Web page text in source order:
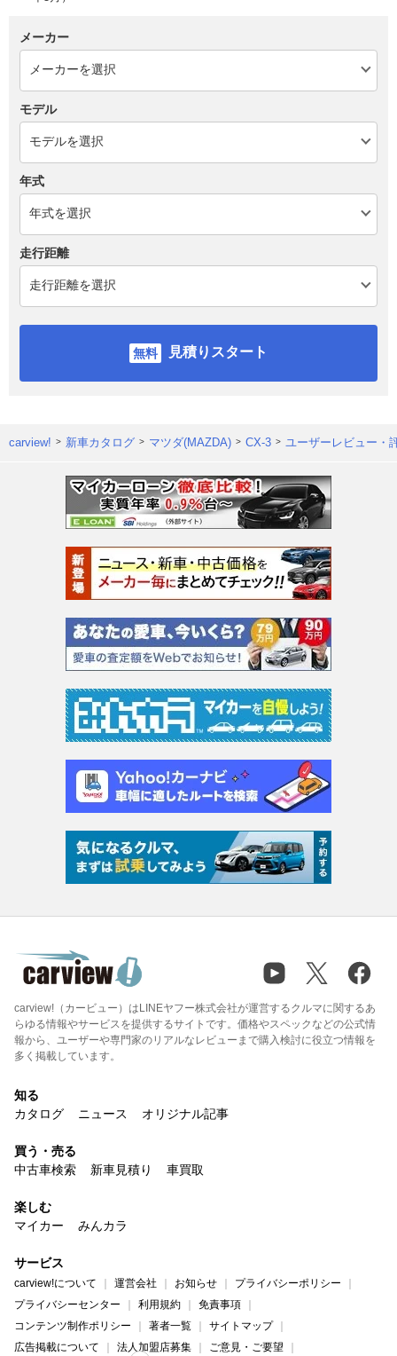
メーカー
モデル
年式
走行距離
見積りスタート
carview! 新車カタログ マツダ(MAZDA) CX-3 ユーザーレビュー・
carview!（カービュー）はLINEヤフー株式会社が運営するクルマに関するあ
らゆる情報やサービスを提供するサイトです。価格やスペックなどの公式情
報から、ユーザーや専門家のリアルなレビューまで購入検討に役立つ情報を
多く掲載しています。
知る
カタログ
ニュース オリジナル記事
買う・売る
中古車検索
新車見積り 車買取
楽しむ
マイカー
みんカラ
サービス
carview!について 運営会社 お知らせ
プライバシーポリシー
プライバシーセンター
利用規約
免責事項
コンテンツ制作ポリシー
著者一覧
サイトマップ
広告掲載について
法人加盟店募集 ご意見・ご要望